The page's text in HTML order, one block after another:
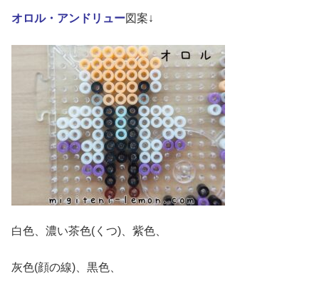
オロル・アンドリュー図案↓
白色、濃い茶色(くつ)、紫色、
灰色(顔の線)、黒色、